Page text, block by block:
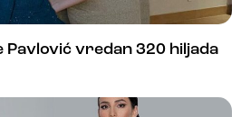
Pavlović vredan 320 hiljada